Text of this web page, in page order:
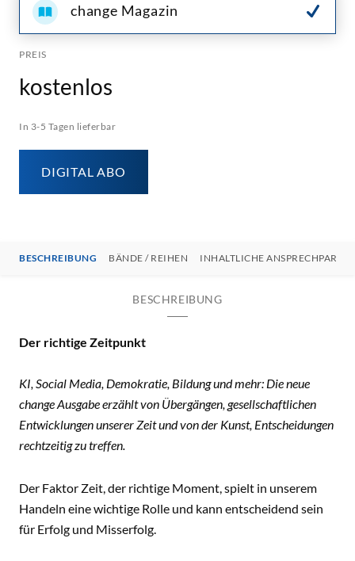
change Magazin
PREIS
kostenlos
In 3-5 Tagen lieferbar
DIGITAL ABO
BESCHREIBUNG BÄNDE / REIHEN INHALTLICHE
BESCHREIBUNG
Der richtige Zeitpunkt
KI, Social Media, Demokratie, Bildung und mehr: Die neue
change Ausgabe erzählt von Übergängen, gesellschaftlichen
Entwicklungen unserer Zeit und von der Kunst, Entscheidungen
rechtzeitig zu treffen.
Der Faktor Zeit, der richtige Moment, spielt in unserem
Handeln eine wichtige Rolle und kann entscheidend sein
für Erfolg und Misserfolg.